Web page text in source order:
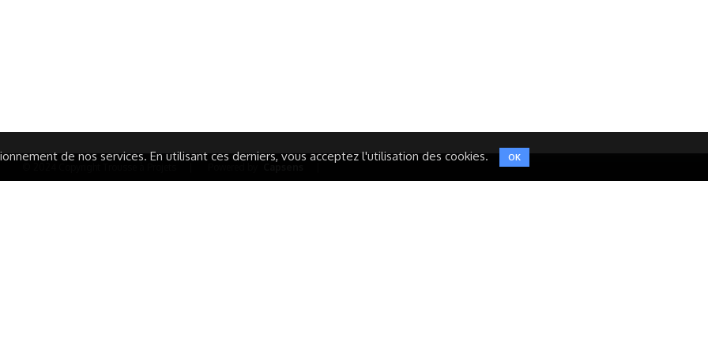
de nos services. En utilisant ces derniers, vous acceptez l'utilisation des cookies. OK